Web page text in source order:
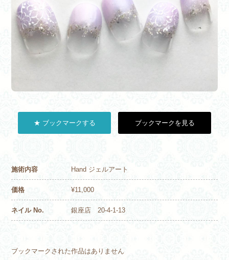
★ ブックマークする ブックマークを見る
施術内容 Hand ジェルアート
価格 ¥11,000
ネイル No. 銀座店 20-4-1-13
ブックマークされた作品はありません